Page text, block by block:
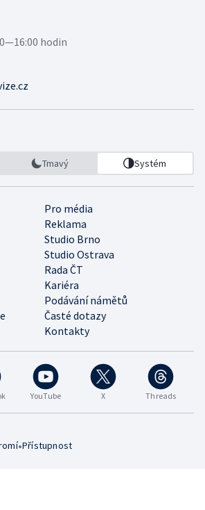
hodin
Tmavý Systém
Pro média
Reklama
Studio Brno
Studio Ostrava
Rada ČT
Kariéra
Podávání námětů
Časté dotazy
Kontakty
YouTube X Threads
•Přístupnost